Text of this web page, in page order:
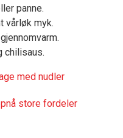
panne.
vårløk myk.
chilisaus.
med nudler
store fordeler